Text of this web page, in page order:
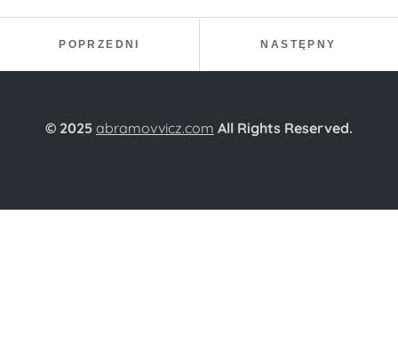
Nawigacja wpisu
POPRZEDNI NASTĘPNY
© 2025 abramovvicz.com All Rights Reserved.